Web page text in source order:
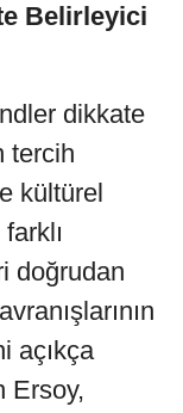
Belirleyici
dikkate
tercih
kültürel
doğrudan
açıkça
Ersoy,